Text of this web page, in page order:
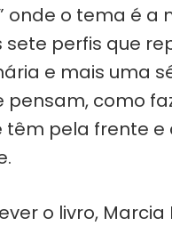
onde o tema é
sete perfis que
e mais uma
pensam, como
têm pela frente
o livro,